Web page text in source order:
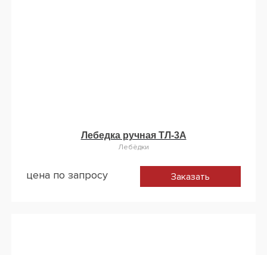
Лебедка ручная ТЛ-3А
Лебёдки
цена по запросу Заказать